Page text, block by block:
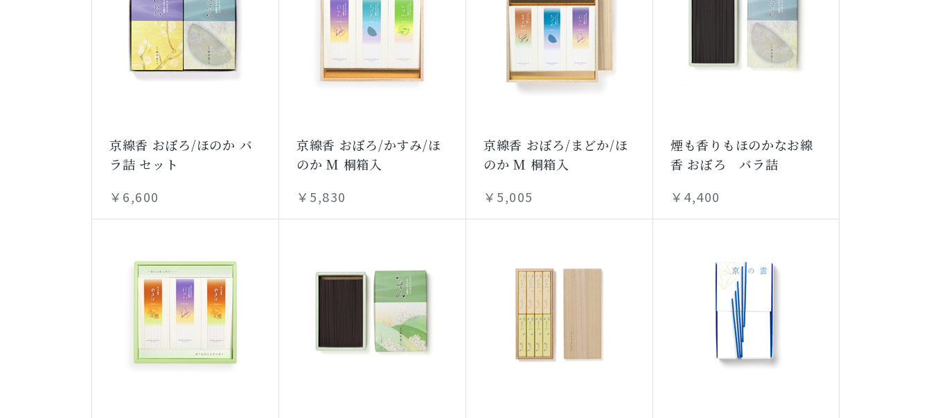
京線香 おぼろ/ほのか バ
ラ詰 セット
￥6,600
京線香 おぼろ/かすみ/ほ
のか M 桐箱入
￥5,830
京線香 おぼろ/まどか/ほ
のか M 桐箱入
￥5,005
煙も香りもほのかなお線
香 おぼろ バラ詰
￥4,400